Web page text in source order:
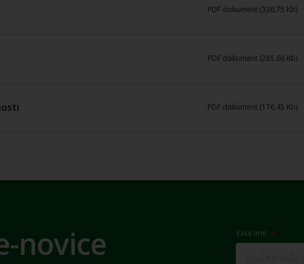
PDF dokument (336.75 Kb)
PDF dokument (261.68 Kb)
PDF dokument (176.45 Kb)
novice Vaše ime